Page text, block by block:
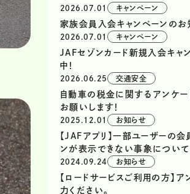
2026.07.01 キャンペーン
家族会員入会キャンペーンのお
2026.07.01 キャンペーン
JAFセゾンカード新規入会キャ
中！
2026.06.25 交通安全
自動車の税金に関するアンケー
お願いします！
2025.12.01 お知らせ
【JAFアプリ】一部ユーザーの会
ンが表示できない事象について
2024.09.24 お知らせ
【ロードサービスご利用の方】ア
力ください。